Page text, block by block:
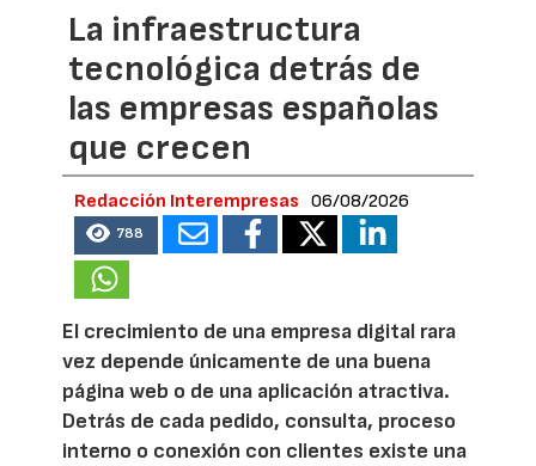
La infraestructura
tecnológica detrás de
las empresas españolas
que crecen
Redacción Interempresas 06/08/2026
788
El crecimiento de una empresa digital rara
vez depende únicamente de una buena
página web o de una aplicación atractiva.
Detrás de cada pedido, consulta, proceso
interno o conexión con clientes existe una